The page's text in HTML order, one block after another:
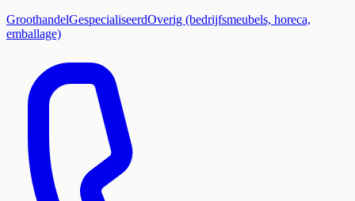
GroothandelGespecialiseerdOverig (bedrijfsmeubels, horeca,
emballage)